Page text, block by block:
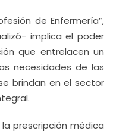
de Enfermería”,
implica el poder
que entrelacen un
necesidades de las
brindan en el sector
prescripción médica